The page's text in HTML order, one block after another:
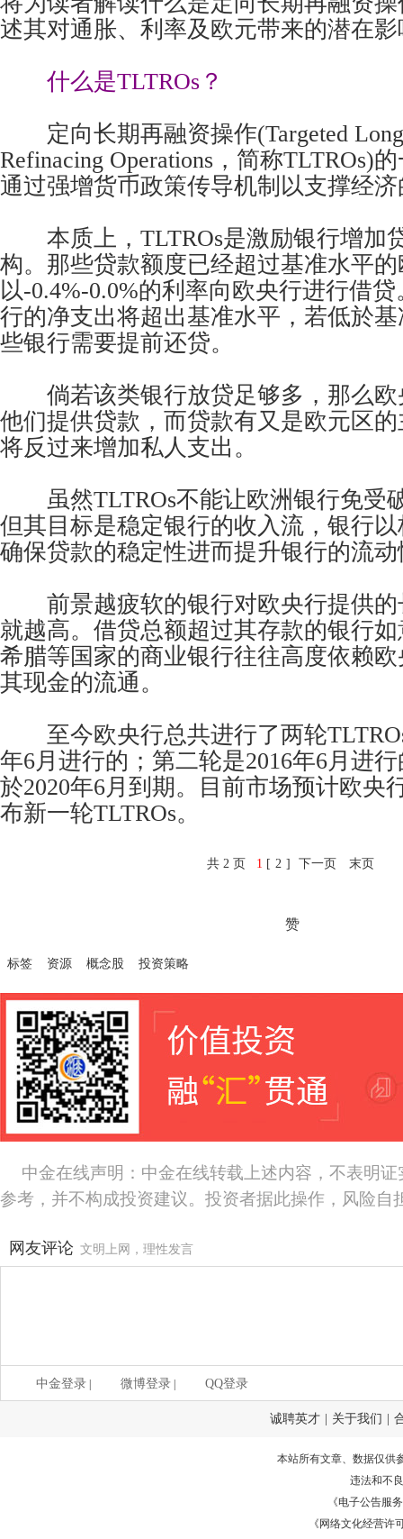
述其对通胀、利率及欧元带来的潜在
什么是TLTROs？
定向长期再融资操作(Targeted
Refinacing Operations，简称TLTROs)
通过强增货币政策传导机制以支撑经
本质上，TLTROs是激励银行增加
构。那些贷款额度已经超过基准水平
以-0.4%-0.0%的利率向欧央行进行借
行的净支出将超出基准水平，若低於
些银行需要提前还贷。
倘若该类银行放贷足够多，那么欧
他们提供贷款，而贷款有又是欧元区
将反过来增加私人支出。
虽然TLTROs不能让欧洲银行免受
但其目标是稳定银行的收入流，银行
确保贷款的稳定性进而提升银行的流
前景越疲软的银行对欧央行提供的
就越高。借贷总额超过其存款的银行
希腊等国家的商业银行往往高度依赖
其现金的流通。
至今欧央行总共进行了两轮
年6月进行的；第二轮是2016年6月进
於2020年6月到期。目前市场预计欧央
布新一轮TLTROs。
共 2 页 1 [ 2 ] 下一页 末页
赞
标签 资源 概念股 投资策略
中金在线声明：中金在线转载上述内容，不表明
参考，并不构成投资建议。投资者据此操作，风险自
网友评论 文明上网，理性发言
中金登录 微博登录 QQ登录
诚聘英才 关于我们
本站所有文章、数据仅供
违法和不
《电子公告服务
《网络文化经营许